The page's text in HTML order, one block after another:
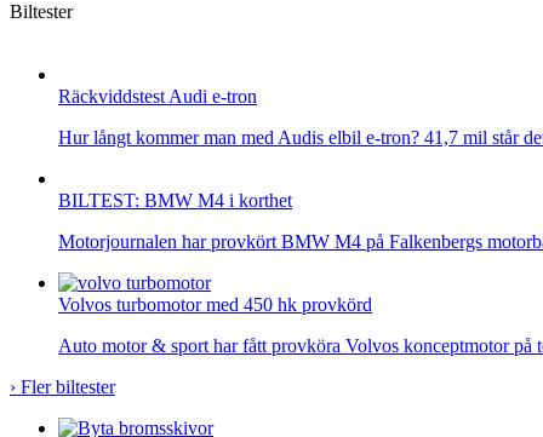
Biltester
Räckviddstest Audi e-tron
Hur långt kommer man med Audis elbil e-tron? 41,7 mil står
BILTEST: BMW M4 i korthet
Motorjournalen har provkört BMW M4 på Falkenbergs
Volvos turbomotor med 450 hk provkörd
Auto motor & sport har fått provköra Volvos konceptmotor
› Fler biltester